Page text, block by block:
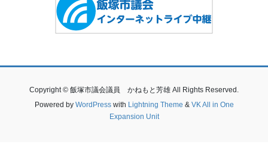
Copyright © 飯塚市議会議員 かねもと芳雄 All Rights Reserved.
Powered by WordPresswith Lightning Theme & VK All in One
Expansion Unit